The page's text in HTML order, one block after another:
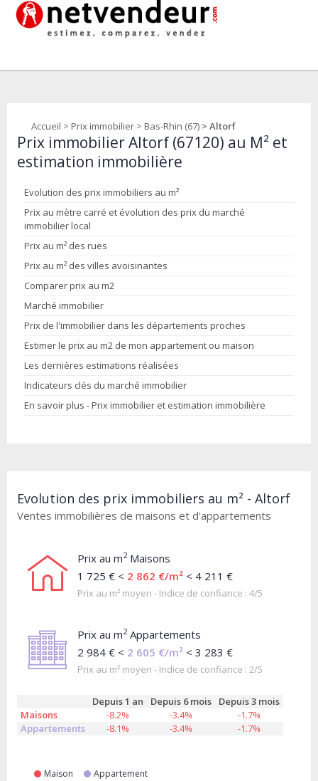
Accueil > Prix immobilier > Bas-Rhin (67) > Altorf
Prix immobilier Altorf (67120) au M² et
estimation immobilière
Evolution des prix immobiliers au m²
Prix au mètre carré et évolution des prix du marché
immobilier local
Prix au m² des rues
Prix au m² des villes avoisinantes
Comparer prix au m2
Marché immobilier
Prix de l'immobilier dans les départements proches
Estimer le prix au m2 de mon appartement ou maison
Les dernières estimations réalisées
Indicateurs clés du marché immobilier
En savoir plus - Prix immobilier et estimation immobilière
Evolution des prix immobiliers au m² - Altorf
Ventes immobilières de maisons et d'appartements
Prix au m2Maisons
1 725 € < 2 862 €/m² < 4 211 €
Prix au m² moyen - Indice de confiance : 4/5
Prix au m2Appartements
2 984 € < 2 605 €/m² < 3 283 €
Prix au m² moyen - Indice de confiance : 2/5
Depuis 1 an Depuis 6 mois
Depuis 3 mois
Maisons
-8.2% -3.4%
-1.7%
Appartements
-8.1% -3.4% -1.7%
Maison Appartement